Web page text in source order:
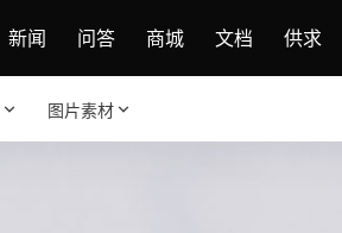
新闻 问答 商城 文档 供求
图片素材